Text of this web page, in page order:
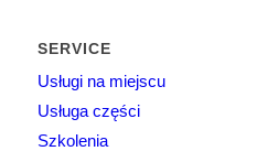
SERVICE
Usługi na miejscu
Usługa części
Szkolenia